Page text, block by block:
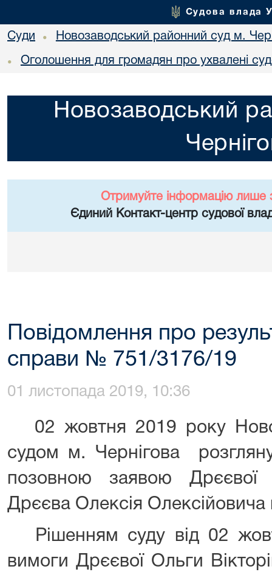
Судова влада
Суди • Новозаводський районний суд м.
• Оголошення для громадян про ухвалені
Новозаводський
Отримуйте інформацію лише
Єдиний Контакт-центр судової
Повідомлення про
справи № 751/3176/19
01 листопада 2019, 10:36
02 жовтня 2019 року
судом м. Чернігова
позовною заявою Дрєєвої
Дрєєва Олексія
Рішенням суду від 02
вимоги Дрєєвої Ольги